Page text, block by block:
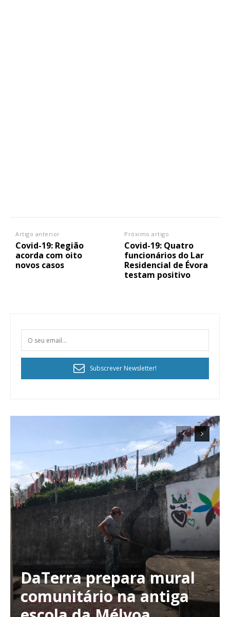
Artigo anterior
Covid-19: Região
acorda com oito
novos casos
Próximo artigo
Covid-19: Quatro
funcionários do Lar
Residencial de Évora
testam positivo
Subscrever Newsletter!
DaTerra prepara mural
comunitário na antiga